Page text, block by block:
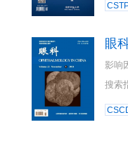
眼
影响
搜索